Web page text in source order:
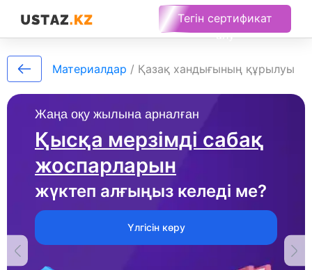
Тегін сертификат
алу
Жаңа оқу жылына арналған
Қысқа мерзімді сабақ
жоспарларын
жүктеп алғыңыз келеді ме?
Үлгісін көру
Материалдар / Қазақ хандығының құрылуы